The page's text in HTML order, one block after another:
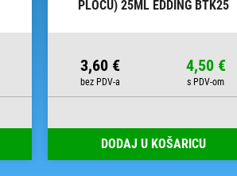
PLOČU) 25ML EDDING BTK25
3,60 € 4,50 €
DODAJ U KOŠARICU